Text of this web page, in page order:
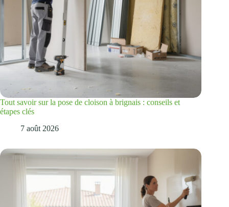
Tout savoir sur la pose de cloison à brignais : conseils et
étapes clés
7 août 2026